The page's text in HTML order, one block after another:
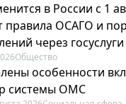
в России с 1
правила ОСАГО и
через госуслуги
Общество
особенности
системы ОМС